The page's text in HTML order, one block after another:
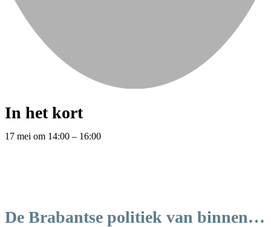
In het kort
17 mei om 14:00 – 16:00
De Brabantse politiek van binnen…